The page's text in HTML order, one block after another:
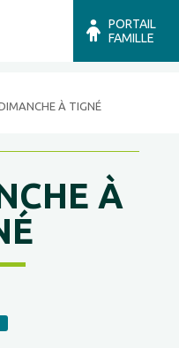
PORTAIL
FAMILLE
À TIGNÉ
À